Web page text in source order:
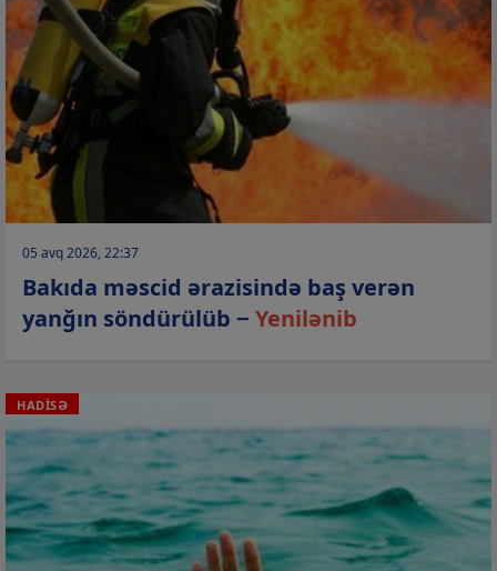
05 avq 2026, 22:37
Bakıda məscid ərazisində baş verən
yanğın söndürülüb − Yenilənib
HADİSƏ